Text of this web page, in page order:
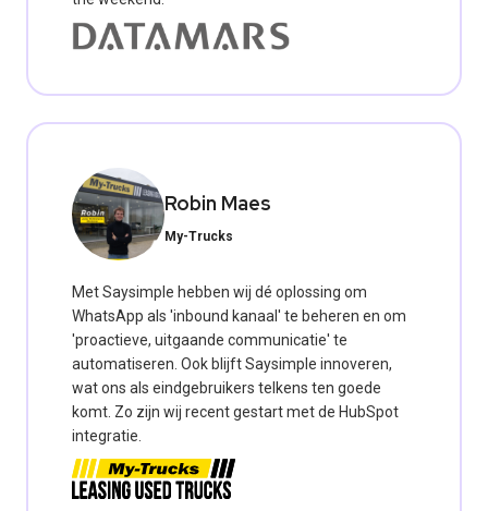
Robin Maes
My-Trucks
Met Saysimple hebben wij dé oplossing om
WhatsApp als 'inbound kanaal' te beheren en om
'proactieve, uitgaande communicatie' te
automatiseren. Ook blijft Saysimple innoveren,
wat ons als eindgebruikers telkens ten goede
komt. Zo zijn wij recent gestart met de HubSpot
integratie.